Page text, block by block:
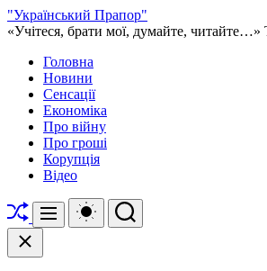
Перейти
до
"Український Прапор"
«Учітеся, брати мої, думайте,
Головна
Новини
Сенсації
Економіка
Про війну
Про гроші
Корупція
Відео
Перетасувати
Меню
Перемикач
кольорового
Пошук
Закрити